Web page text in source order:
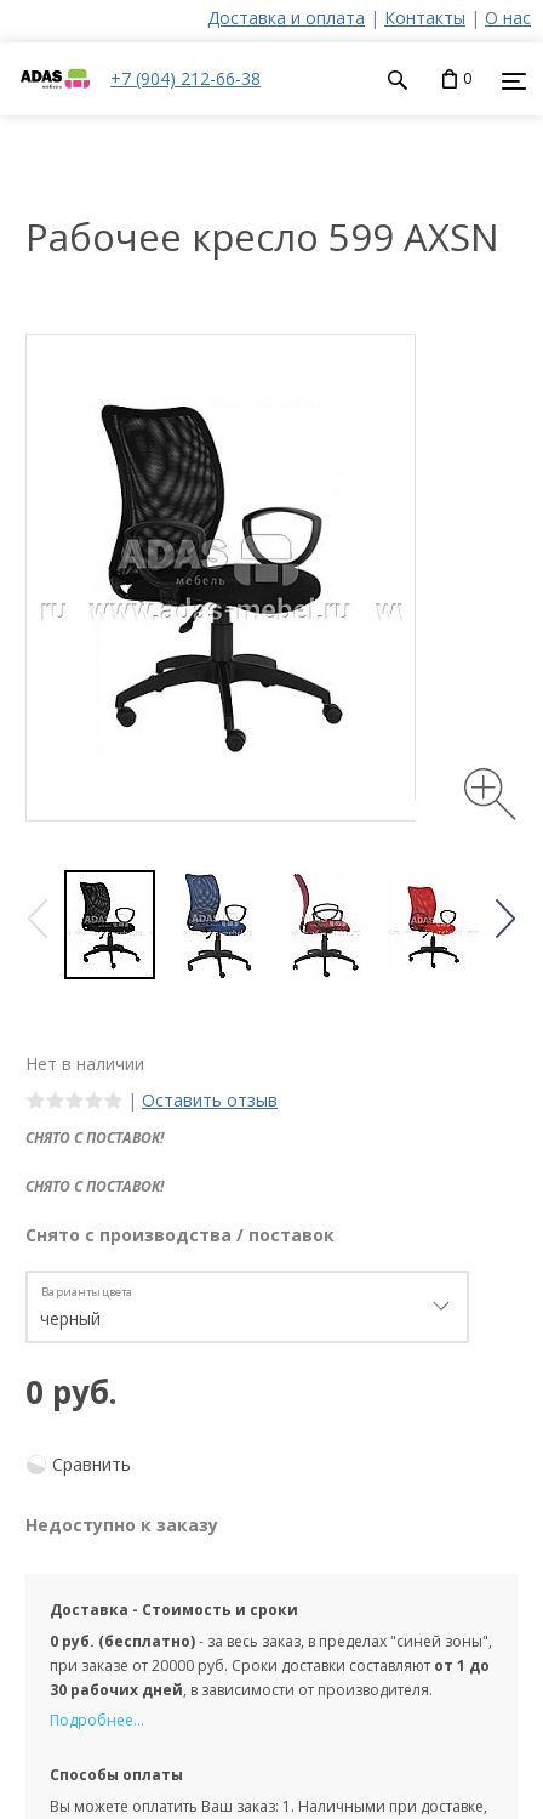
Доставка и оплата | Контакты | О нас
+7 (904) 212-66-38 0
Рабочее кресло 599 AXSN
Нет в наличии
| Оставить отзыв
СНЯТО С ПОСТАВОК!
СНЯТО С ПОСТАВОК!
Снято с производства / поставок
Варианты цвета
0 руб.
Сравнить
Недоступно к заказу
Доставка - Стоимость и сроки
0 руб. (бесплатно)- за весь заказ, в пределах "синей зоны",
при заказе от 20000 руб. Сроки доставки составляют от 1 до
30 рабочих дней, в зависимости от производителя.
Подробнее...
Способы оплаты
Вы можете оплатить Ваш заказ: 1. Наличными при доставке,